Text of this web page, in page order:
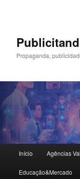
principal
secundário
Propaganda,
principal
Início Agências
Educação&Mercado